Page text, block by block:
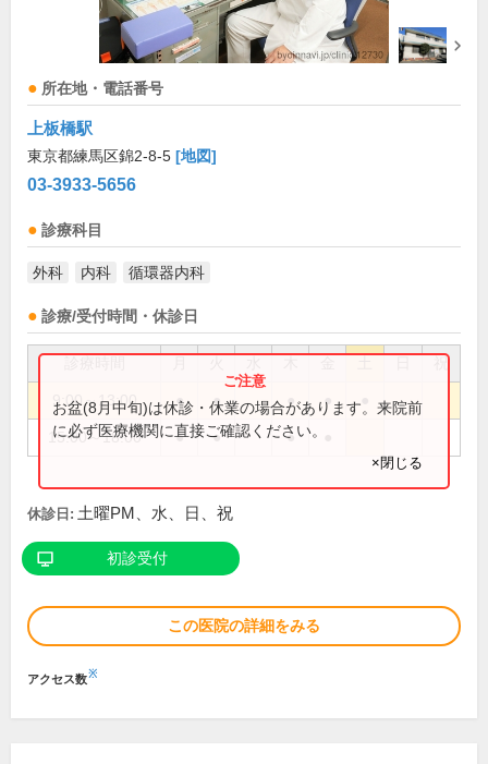
所在地・電話番号
上板橋駅
東京都練馬区錦2-8-5 [地図]
03-3933-5656
診療科目
外科 内科 循環器内科
診療/受付時間・休診日
祝
9:00～13:00 ● ● ● ●
15:00～18:00 ● ● ●
お盆(8月中旬)は休診・休業の場合があります。来院前
に必ず医療機関に直接ご確認ください。
×閉じる
休診日: 土曜PM、水、日、祝
初診受付
この医院の詳細をみる
アクセス数※